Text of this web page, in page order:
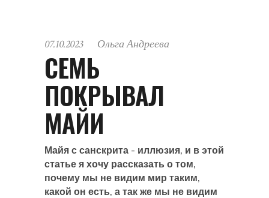
07.10.2023 Ольга Андреева
СЕМЬ
ПОКРЫВАЛ
МАЙИ
Майя с санскрита - иллюзия, и в этой
статье я хочу рассказать о том,
почему мы не видим мир таким,
какой он есть, а так же мы не видим